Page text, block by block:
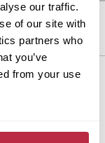
our traffic.
of our site with
partners who
you’ve
from your use